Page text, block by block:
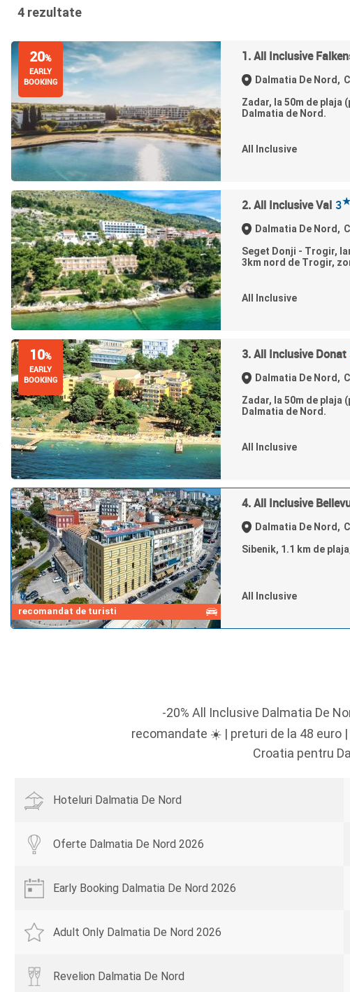
4 rezultate
20%
EARLY
BOOKING
1. All Inclusive
Dalmatia De Nord,
Zadar, la 50m de plaja
Dalmatia de Nord.
All Inclusive
2. All Inclusive Val 3★
Dalmatia De Nord,
Seget Donji - Trogir,
3km nord de Trogir,
All Inclusive
10%
EARLY
BOOKING
3. All Inclusive Donat
Dalmatia De Nord,
Zadar, la 50m de plaja
Dalmatia de Nord.
All Inclusive
recomandat de turisti
4. All Inclusive
Dalmatia De Nord,
Sibenik, 1.1 km de
All Inclusive
-20% All Inclusive Dalmatia De
recomandate ☀️ | preturi de la 48 euro
Croatia pentru
Hoteluri Dalmatia De Nord
Oferte Dalmatia De Nord 2026
Early Booking Dalmatia De Nord 2026
Adult Only Dalmatia De Nord 2026
Revelion Dalmatia De Nord